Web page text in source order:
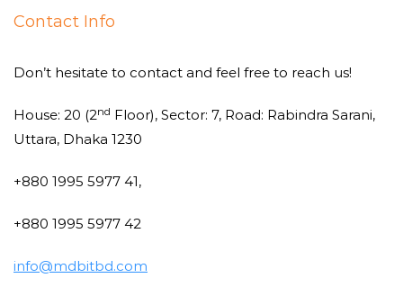
Contact Info
Don’t hesitate to contact and feel free to reach us!
House: 20 (2nd Floor), Sector: 7, Road: Rabindra Sarani,
Uttara, Dhaka 1230
+880 1995 5977 41,
+880 1995 5977 42
info@mdbitbd.com